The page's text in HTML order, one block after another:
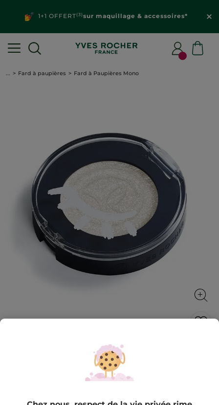
1+1 OFFERT(3)sur maquillage & accessoires*
... Fard à paupières Fard à Paupières Mono
Fard à Paupières Mono
Illuminez et mettez en valeur vos yeux
1.9 g
3.6